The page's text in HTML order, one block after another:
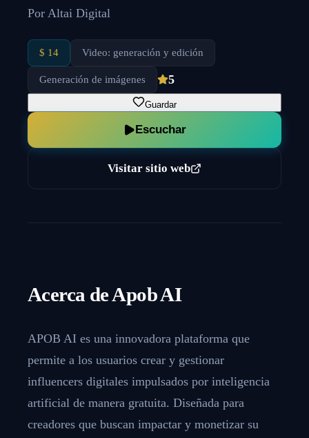
Por Altai Digital
$ 14 Video: generación y edición
Generación de imágenes 5
Guardar
Escuchar
Visitar sitio web
Acerca deApob AI
APOB AI es una innovadora plataforma que
permite a los usuarios crear y gestionar
influencers digitales impulsados por inteligencia
artificial de manera gratuita. Diseñada para
creadores que buscan impactar y monetizar su